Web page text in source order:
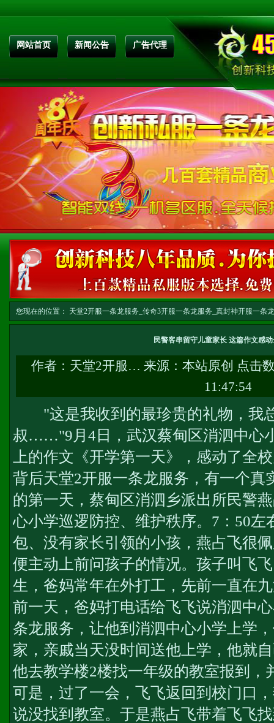
网站首页 新闻公告 广告代理
您现在的位置： 天堂2开服一条龙服务_传奇3开服一条龙服务_真封神开服一条
民警客串留守儿童家长 这篇作文感
作者： 天堂2开服… 来源：本站原创 点击
11:47:54
"这是我收到的最珍贵的礼物，我
叔……"9月4日，武汉蔡甸区消泗中心
上的作文《开学第一天》，感动了全
背后天堂2开服一条龙服务 ，有一个
的第一天，蔡甸区消泗乡派出所民警
心小学巡逻防控、维护秩序。7：50左
包、没有家长引领的小孩，燕占飞很
便主动上前问孩子的情况。孩子叫飞
生，爸妈常年在外打工，先前一直在
前一天，爸妈打电话给飞飞说消泗中
条龙服务 ，让他到消泗中心小学上学
家，亲戚当天没时间送他上学，他就
他去教学楼2楼找一年级的教室报到，
可是，过了一会，飞飞返回到校门口
说没找到教室。于是燕占飞带着飞飞